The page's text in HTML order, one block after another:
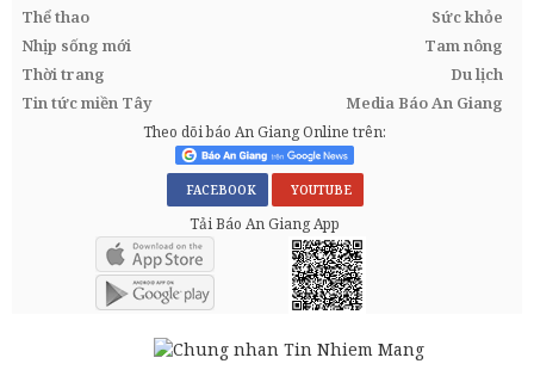
Thể thao
Sức khỏe
Nhịp sống mới
Tam nông
Thời trang
Du lịch
Tin tức miền Tây
Media Báo An Giang
Theo dõi báo An Giang Online trên:
FACEBOOK YOUTUBE
Tải Báo An Giang App